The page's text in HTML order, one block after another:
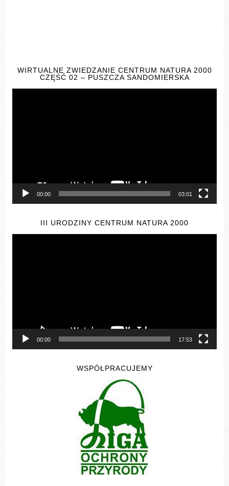
WIRTUALNE ZWIEDZANIE CENTRUM NATURA 2000
CZĘŚĆ 02 – PUSZCZA SANDOMIERSKA
00:00 03:01
III URODZINY CENTRUM NATURA 2000
00:00 17:53
WSPÓŁPRACUJEMY